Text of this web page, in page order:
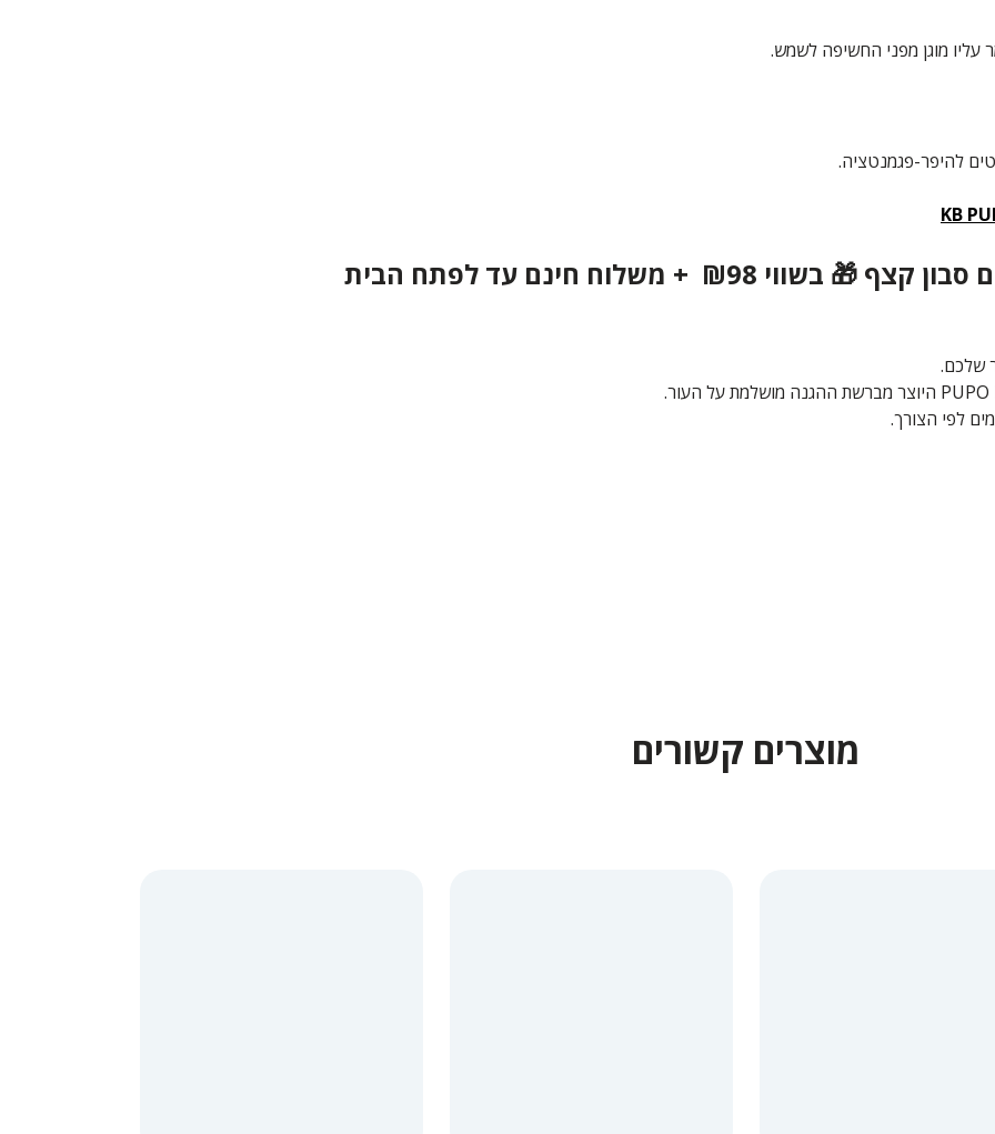
עליו מוגן מפני החשיפה לשמש.
להיפר-פגמנטציה.
KB
🎁 בשווי ₪98 + משלוח חינם עד לפתח הבית
שלכם.
לפי הצורך.
מוצרים קשורים